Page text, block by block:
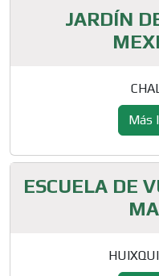
JARDÍN
Más
ESCUELA DE